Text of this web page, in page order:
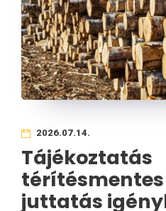
2026.07.14.
Tájékoztatás
juttatás